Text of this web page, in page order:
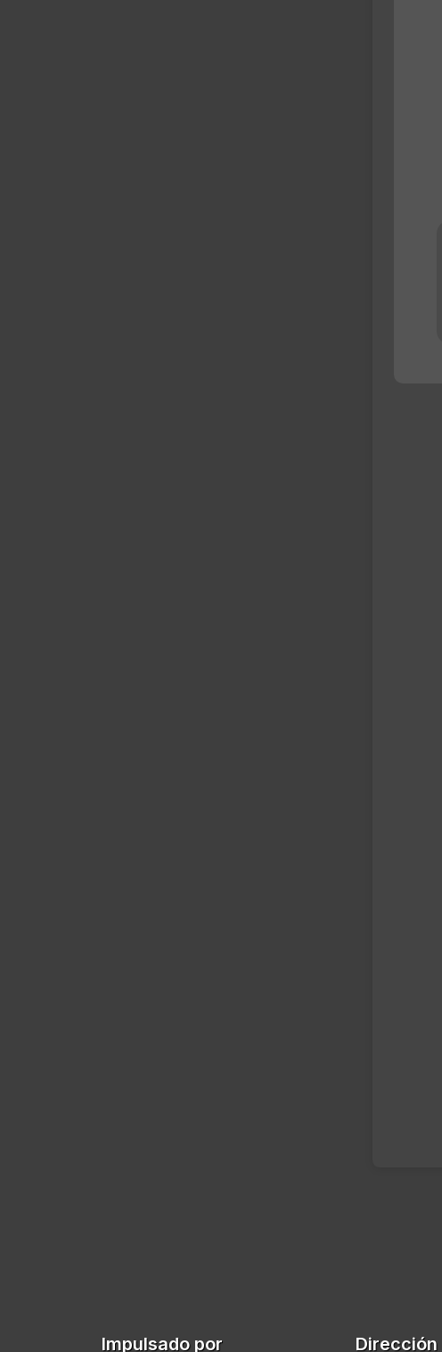
Impulsado por Dirección